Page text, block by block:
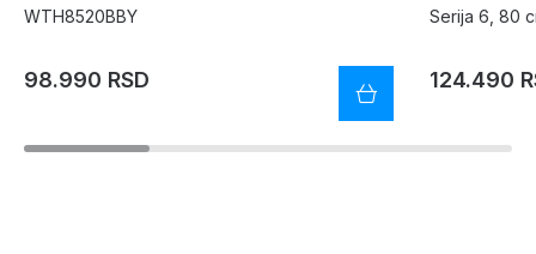
WTH8520BBY
98.990 RSD
Serija 6, 80
124.490